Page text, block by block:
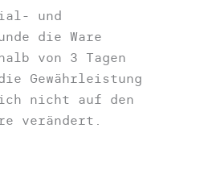
und
die Ware
von 3 Tagen
Gewährleistung
nicht auf den
verändert.